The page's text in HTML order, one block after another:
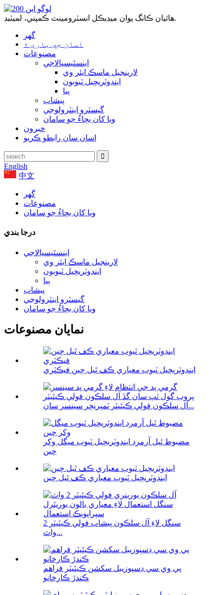
هائيان ڪانگ يوان ميڊيڪل انسٽرومينٽ ڪمپني، لميٽيڊ.
گھر
اسان جي باري ۾
مصنوعات
اينسٿيسيالاجي
لارينجيل ماسڪ ايئر وي
اينڊوٽريچيل ٽيوبون
ٻيا
پيشاب
گيسٽرو اينٽرولوجي
وبا کان بچاءُ جو سامان
خبرون
اسان سان رابطو ڪريو
English
中文
گھر
مصنوعات
وبا کان بچاءُ جو سامان
درجا بندي
اينسٿيسيالاجي
لارينجيل ماسڪ ايئر وي
اينڊوٽريچيل ٽيوبون
ٻيا
پيشاب
گيسٽرو اينٽرولوجي
وبا کان بچاءُ جو سامان
نمايان مصنوعات
اينڊوٽريچيل ٽيوب معياري ڪف ٿيل چين فيڪٽري
آل سلڪون فولي ڪيٿيٽر ٽمپريچر سينسر سان...
مضبوط ٿيل آرمرڊ اينڊوٽريچيل ٽيوب ميگل وکر
چين
اينڊوٽريچيل ٽيوب معياري ڪف ٿيل چين
سنگل لاءِ آل سلڪون پيشاب فولي ڪيٿيٽر 2
واٽ...
پي وي سي ڊسپوزيبل سکشن ڪيٿيٽر فراهم
ڪندڙ ڪارخانو